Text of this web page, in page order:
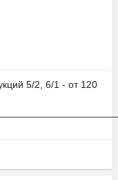
5/2, 6/1 - от 120